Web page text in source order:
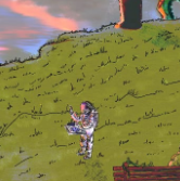
4dm1n 2 meses